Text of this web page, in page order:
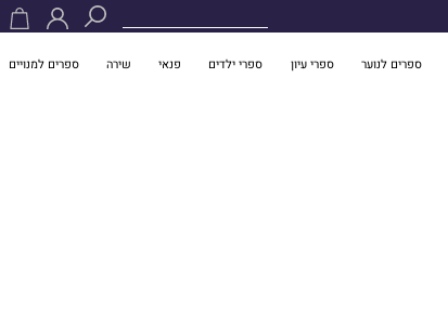
ספרים לנוער ספרי עיון ספרי ילדים פנאי שירה ספרים למנויים